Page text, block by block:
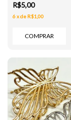
R$5,00
6xde R$1,00
COMPRAR